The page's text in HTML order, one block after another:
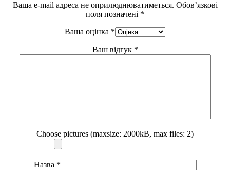
Ваша e-mail адреса не оприлюднюватиметься. Обов’язкові
поля позначені *
Ваша оцінка *
Ваш відгук *
Choose pictures (maxsize: 2000kB, max files: 2)
Назва *